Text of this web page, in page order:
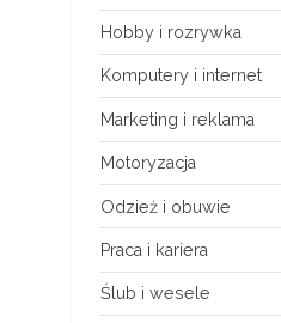
Hobby i rozrywka
Komputery i internet
Marketing i reklama
Motoryzacja
Odzież i obuwie
Praca i kariera
Ślub i wesele